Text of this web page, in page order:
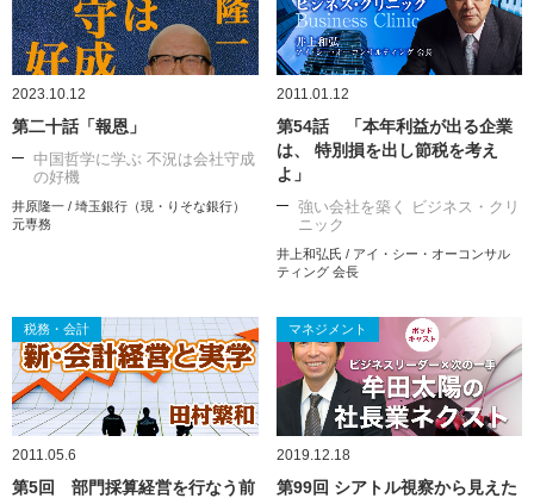
2023.10.12
第二十話「報恩」
中国哲学に学ぶ 不況は会社守成
の好機
井原隆一 / 埼玉銀行（現・りそな銀行）
元専務
2011.01.12
第54話 「本年利益が出る企業
は、 特別損を出し節税を考え
よ」
強い会社を築く ビジネス・クリ
ニック
井上和弘氏 / アイ・シー・オーコンサル
ティング 会長
税務・会計
2011.05.6
第5回 部門採算経営を行なう前
マネジメント
2019.12.18
第99回 シアトル視察から見えた